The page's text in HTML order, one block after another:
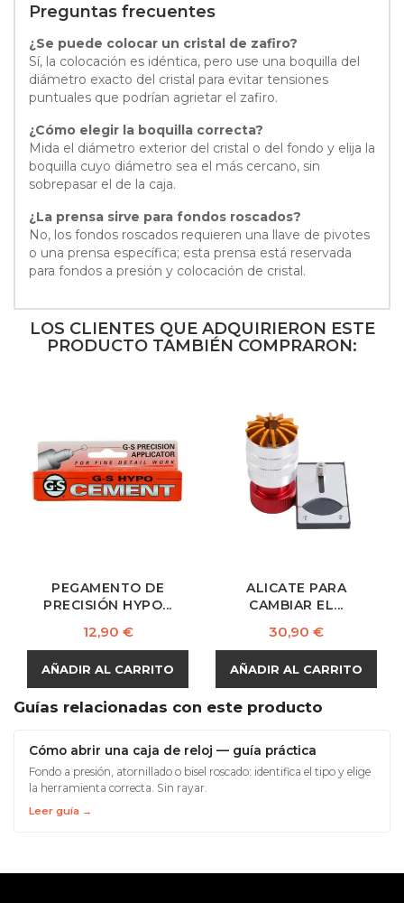
Preguntas frecuentes
¿Se puede colocar un cristal de zafiro?
Sí, la colocación es idéntica, pero use una boquilla del
diámetro exacto del cristal para evitar tensiones
puntuales que podrían agrietar el zafiro.
¿Cómo elegir la boquilla correcta?
Mida el diámetro exterior del cristal o del fondo y elija la
boquilla cuyo diámetro sea el más cercano, sin
sobrepasar el de la caja.
¿La prensa sirve para fondos roscados?
No, los fondos roscados requieren una llave de pivotes
o una prensa específica; esta prensa está reservada
para fondos a presión y colocación de cristal.
LOS CLIENTES QUE ADQUIRIERON ESTE
PRODUCTO TAMBIÉN COMPRARON:
PEGAMENTO DE
PRECISIÓN HYPO...
Precio
12,90 €
AÑADIR AL CARRITO
ALICATE PARA
CAMBIAR EL...
Precio
30,90 €
AÑADIR AL CARRITO
Guías relacionadas con este producto
Cómo abrir una caja de reloj — guía práctica
Fondo a presión, atornillado o bisel roscado: identifica el tipo y elige
la herramienta correcta. Sin rayar.
Leer guía →